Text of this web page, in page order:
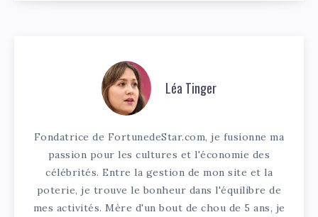
Léa Tinger
Fondatrice de FortunedeStar.com, je fusionne ma
passion pour les cultures et l'économie des
célébrités. Entre la gestion de mon site et la
poterie, je trouve le bonheur dans l'équilibre de
mes activités. Mère d'un bout de chou de 5 ans, je